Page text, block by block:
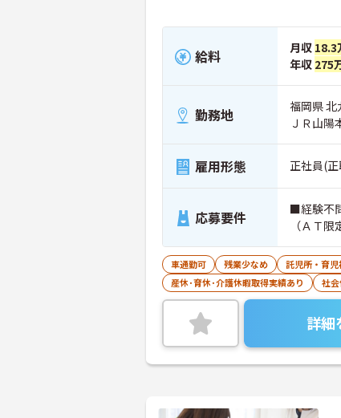
給料 月収 18.3
年収 275
勤務地
福岡県 北
ＪＲ山陽
雇用形態 正社員(
応募要件
■経験不
（ＡＴ限
車通勤可 残業少なめ 託児所・育児
産休･育休･介護休暇取得実績あり
社
詳細